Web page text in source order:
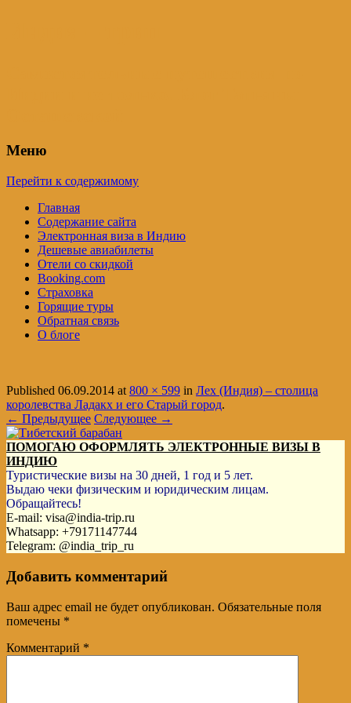
Меню
Перейти к содержимому
Главная
Содержание сайта
Электронная виза в Индию
Дешевые авиабилеты
Отели со скидкой
Booking.com
Страховка
Горящие туры
Обратная связь
О блоге
Published 06.09.2014 at800 × 599 in Лех (Индия) – столица
королевства Ладакх и его Старый город.
← Предыдущее Следующее →
ПОМОГАЮ ОФОРМЛЯТЬ ЭЛЕКТРОННЫЕ ВИЗЫ В
ИНДИЮ
Туристические визы на 30 дней, 1 год и 5 лет.
Выдаю чеки физическим и юридическим лицам.
Обращайтесь!
E-mail: visa@india-trip.ru
Whatsapp: +79171147744
Telegram: @india_trip_ru
Добавить комментарий
Ваш адрес email не будет опубликован. Обязательные поля
помечены *
Комментарий *